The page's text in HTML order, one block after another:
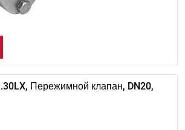
Пережимной клапан, DN20,